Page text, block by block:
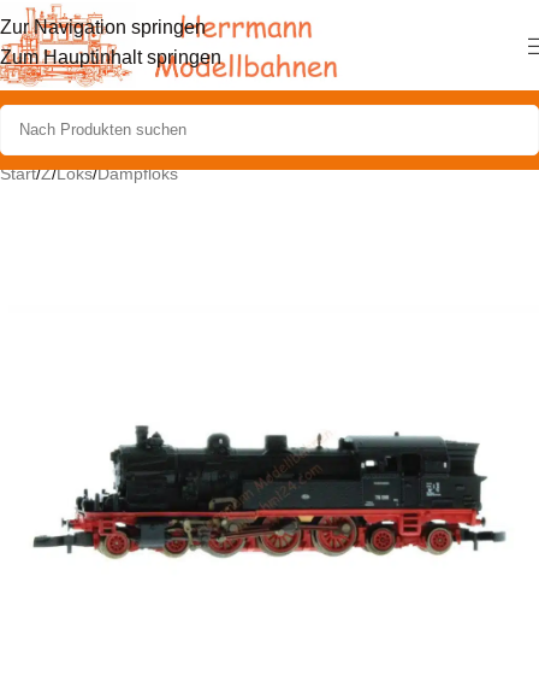
Zur Navigation springen
Zum Hauptinhalt springen
Start/Z/Loks/Dampfloks